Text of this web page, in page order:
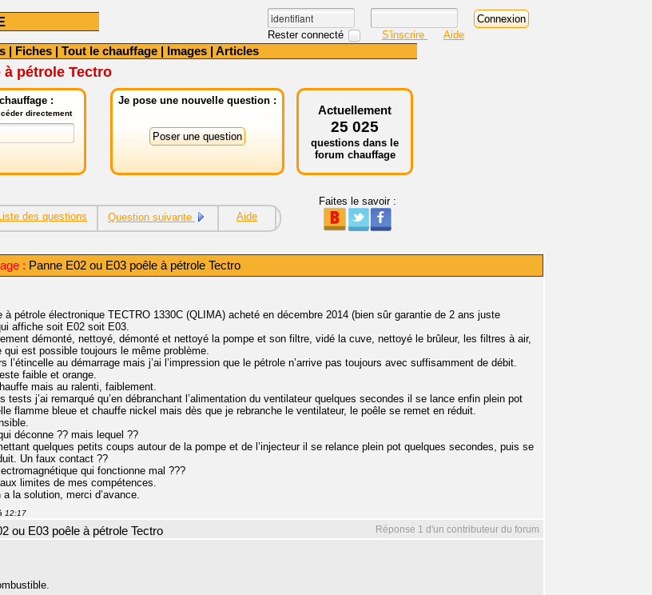
Rester connecté S'inscrire Aide
| Fiches | Tout le chauffage | Images | Articles
à pétrole Tectro
:
directement
Je pose une nouvelle question :
Actuellement
25 025
questions dans le
forum chauffage
des questions Question suivante Aide
Faites le savoir :
: Panne E02 ou E03 poêle à pétrole Tectro
à pétrole électronique TECTRO 1330C (QLIMA) acheté en décembre 2014 (bien sûr garantie de 2 ans juste
affiche soit E02 soit E03.
démonté, nettoyé, démonté et nettoyé la pompe et son filtre, vidé la cuve, nettoyé le brûleur, les filtres à air,
qui est possible toujours le même problème.
l’étincelle au démarrage mais j’ai l’impression que le pétrole n’arrive pas toujours avec suffisamment de débit.
faible et orange.
mais au ralenti, faiblement.
tests j’ai remarqué qu’en débranchant l’alimentation du ventilateur quelques secondes il se lance enfin plein pot
flamme bleue et chauffe nickel mais dès que je rebranche le ventilateur, le poêle se remet en réduit.
déconne ?? mais lequel ??
quelques petits coups autour de la pompe et de l’injecteur il se relance plein pot quelques secondes, puis se
Un faux contact ??
qui fonctionne mal ???
aux limites de mes compétences.
a la solution, merci d’avance.
12:17
Réponse 1 d'un contributeur du forum
ou E03 poêle à pétrole Tectro